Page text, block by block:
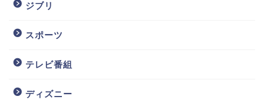
ジブリ
スポーツ
テレビ番組
ディズニー